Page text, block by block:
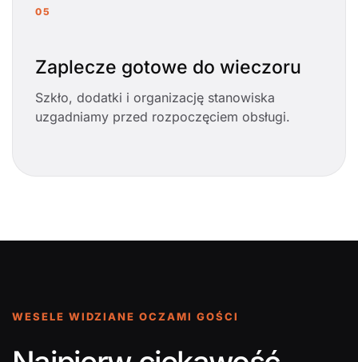
05
Zaplecze gotowe do wieczoru
Szkło, dodatki i organizację stanowiska
uzgadniamy przed rozpoczęciem obsługi.
WESELE WIDZIANE OCZAMI GOŚCI